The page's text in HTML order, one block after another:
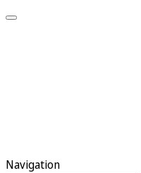
Navigation